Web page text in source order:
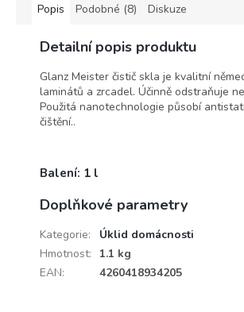
Popis Podobné (8) Diskuze
Detailní popis produktu
Glanz Meister čistič skla je kvalitní
laminátů a zrcadel. Účinně odstraňuje
Použitá nanotechnologie působí
čištění..
Balení: 1 l
Doplňkové parametry
Kategorie:
Úklid domácnosti
Hmotnost:
1.1 kg
EAN: 4260418934205